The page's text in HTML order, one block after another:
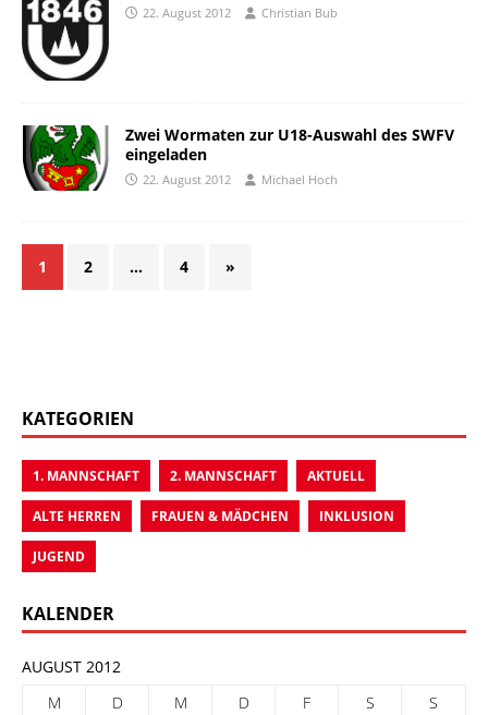
22. August 2012 Christian Bub
Zwei Wormaten zur U18-Auswahl des SWFV
eingeladen
22. August 2012 Michael Hoch
1 2 … 4 »
KATEGORIEN
1. MANNSCHAFT 2. MANNSCHAFT AKTUELL
ALTE HERREN FRAUEN & MÄDCHEN INKLUSION
JUGEND
KALENDER
AUGUST 2012
M
D M D F S S